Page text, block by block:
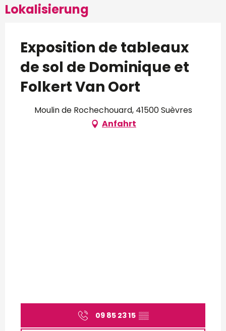
Lokalisierung
Exposition de tableaux
de sol de Dominique et
Folkert Van Oort
Moulin de Rochechouard, 41500 Suèvres
Anfahrt
09 85 23 15 ▒▒